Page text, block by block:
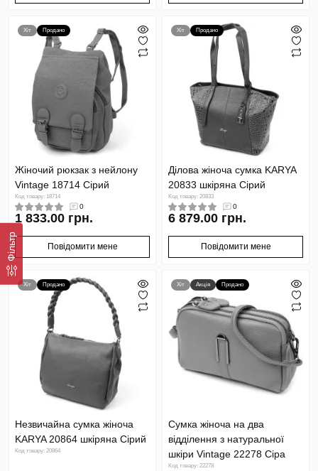
Фільтр
Хіт Продано
Жіночий рюкзак з нейлону
Vintage 18714 Сірий
Код товару: 18714
0
1 833.00 грн.
Повідомити мене
Хіт Продано
Ділова жіноча сумка KARYA
20833 шкіряна Сірий
Код товару: 20833
0
6 879.00 грн.
Повідомити мене
Хіт Продано
Незвичайна сумка жіноча
KARYA 20864 шкіряна Сірий
Код товару: 20864
Хіт Акція Продано
Сумка жіноча на два
відділення з натуральної
шкіри Vintage 22278 Сіра
Код товару: 22278